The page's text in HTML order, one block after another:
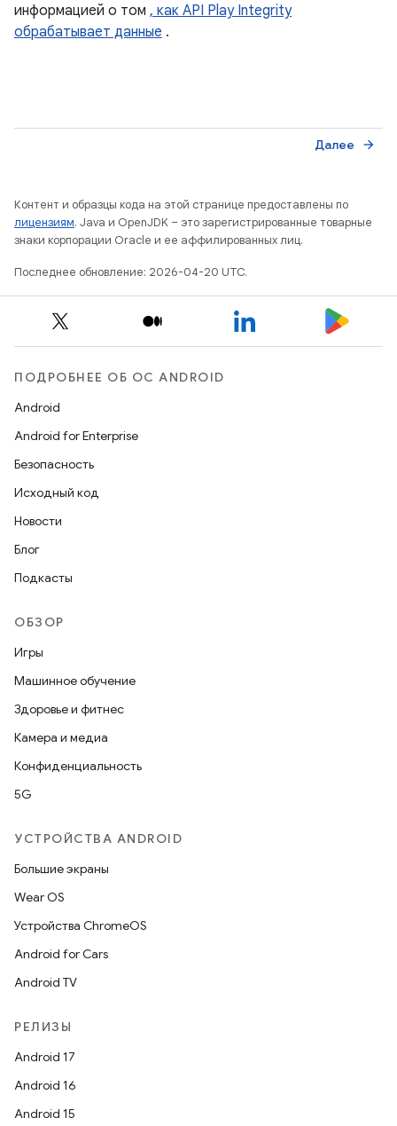
информацией о том , как API Play Integrity
обрабатывает данные .
Далее arrow_forward
Контент и образцы кода на этой странице предоставлены по
лицензиям. Java и OpenJDK – это зарегистрированные товарные
знаки корпорации Oracle и ее аффилированных лиц.
Последнее обновление: 2026-04-20 UTC.
ПОДРОБНЕЕ ОБ ОС ANDROID
Android
Android for Enterprise
Безопасность
Исходный код
Новости
Блог
Подкасты
ОБЗОР
Игры
Машинное обучение
Здоровье и фитнес
Камера и медиа
Конфиденциальность
5G
УСТРОЙСТВА ANDROID
Большие экраны
Wear OS
Устройства ChromeOS
Android for Cars
Android TV
РЕЛИЗЫ
Android 17
Android 16
Android 15